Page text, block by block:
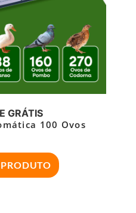
GRÁTIS
100 Ovos